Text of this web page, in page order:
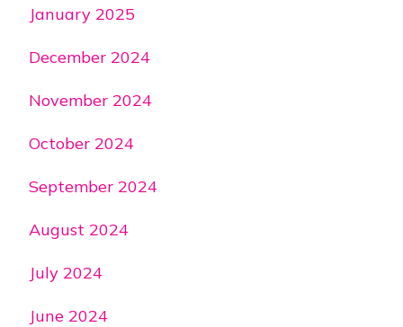
January 2025
December 2024
November 2024
October 2024
September 2024
August 2024
July 2024
June 2024